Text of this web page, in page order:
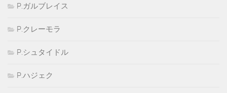
P.ガルブレイス
P.クレーモラ
P.シュタイドル
P.ハジェク